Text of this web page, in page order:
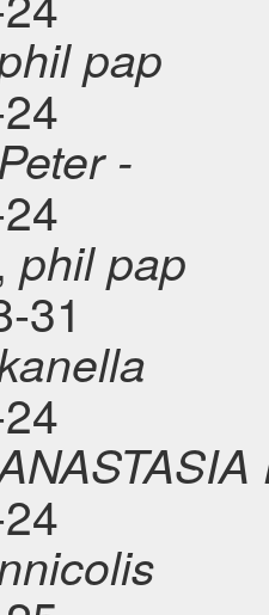
pap
Peter -
phil pap
31